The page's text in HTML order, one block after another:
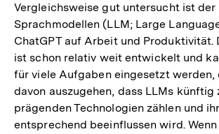
Vergleichsweise gut untersucht ist der
Sprachmodellen (LLM; Large
ChatGPT auf Arbeit und Produktivität.
ist schon relativ weit entwickelt und
für viele Aufgaben eingesetzt werden,
davon auszugehen, dass LLMs künftig
prägenden Technologien zählen und
entsprechend beeinflussen wird.